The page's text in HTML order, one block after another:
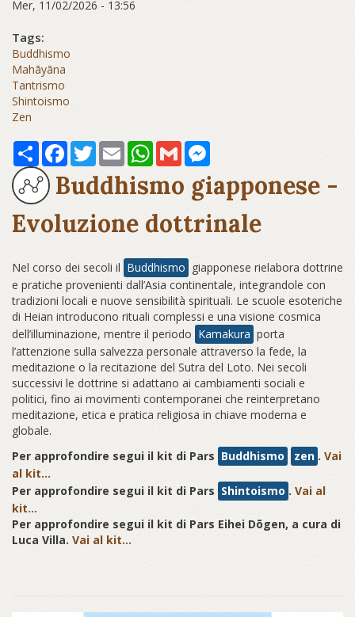
Mer, 11/02/2026 - 13:56
Tags:
Buddhismo
Mahāyāna
Tantrismo
Shintoismo
Zen
Share Facebook
TwitterEmail WhatsApp
Gmail
Buddhismo giapponese -
Evoluzione dottrinale
Nel corso dei secoli il Buddhismo giapponese rielabora dottrine
e pratiche provenienti dall’Asia continentale, integrandole con
tradizioni locali e nuove sensibilità spirituali. Le scuole esoteriche
di Heian introducono rituali complessi e una visione cosmica
dell’illuminazione, mentre il periodo Kamakura porta
l’attenzione sulla salvezza personale attraverso la fede, la
meditazione o la recitazione del Sutra del Loto. Nei secoli
successivi le dottrine si adattano ai cambiamenti sociali e
politici, fino ai movimenti contemporanei che reinterpretano
meditazione, etica e pratica religiosa in chiave moderna e
globale.
Per approfondire segui il kit di Pars Buddhismo zen . Vai
al kit…
Per approfondire segui il kit di Pars Shintoismo . Vai al
kit…
Per approfondire segui il kit di Pars Eihei Dōgen, a cura di
Luca Villa. Vai al kit…